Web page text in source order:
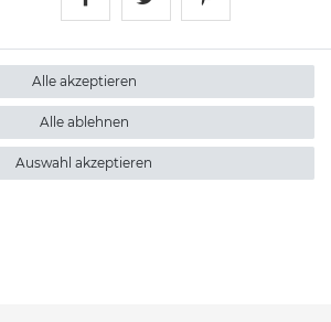
Alle akzeptieren
Alle ablehnen
Auswahl akzeptieren